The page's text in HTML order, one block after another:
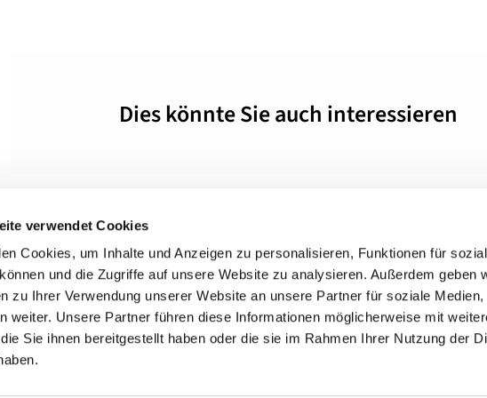
verwendet Cookies
Cookies, um Inhalte und Anzeigen zu personalisieren, Funktionen für
und die Zugriffe auf unsere Website zu analysieren. Außerdem geben
zu Ihrer Verwendung unserer Website an unsere Partner für soziale Medien,
weiter. Unsere Partner führen diese Informationen möglicherweise mit
Sie ihnen bereitgestellt haben oder die sie im Rahmen Ihrer Nutzung der
Dies könnte Sie auch interessieren
Kirche Usedom-Anklam-Greifswald · Bahnhofstr. 15, 17489 Greifswald+49
Kontaktinformationen
Impressum
Hinweisgebersystem